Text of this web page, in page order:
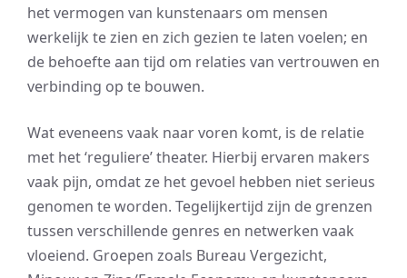
het vermogen van kunstenaars om mensen
werkelijk te zien en zich gezien te laten voelen; en
de behoefte aan tijd om relaties van vertrouwen en
verbinding op te bouwen.
Wat eveneens vaak naar voren komt, is de relatie
met het ‘reguliere’ theater. Hierbij ervaren makers
vaak pijn, omdat ze het gevoel hebben niet serieus
genomen te worden. Tegelijkertijd zijn de grenzen
tussen verschillende genres en netwerken vaak
vloeiend. Groepen zoals Bureau Vergezicht,